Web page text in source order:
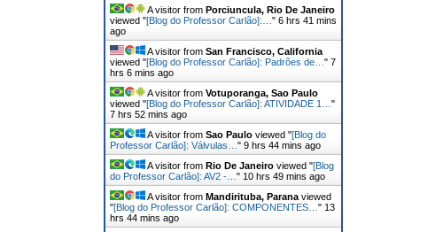
A visitor from Porciuncula, Rio De Janeiro
viewed "[Blog do Professor Carlão]:… " 6 hrs 41 mins
ago
A visitor from San Francisco, California
viewed "[Blog do Professor Carlão]: Padrões de… " 7
hrs 6 mins ago
A visitor from Votuporanga, Sao Paulo
viewed "[Blog do Professor Carlão]: ATIVIDADE 1… "
7 hrs 52 mins ago
A visitor from Sao Pauloviewed "[Blog do
Professor Carlão]: Válvulas… " 9 hrs 44 mins ago
A visitor from Rio De Janeiroviewed "[Blog
do Professor Carlão]: AV2 -… " 10 hrs 49 mins ago
A visitor from Mandirituba, Paranaviewed
"[Blog do Professor Carlão]: COMPONENTES… " 13
hrs 44 mins ago